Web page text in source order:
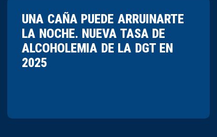
UNA CAÑA PUEDE ARRUINARTE
LA NOCHE. NUEVA TASA DE
ALCOHOLEMIA DE LA DGT EN
2025